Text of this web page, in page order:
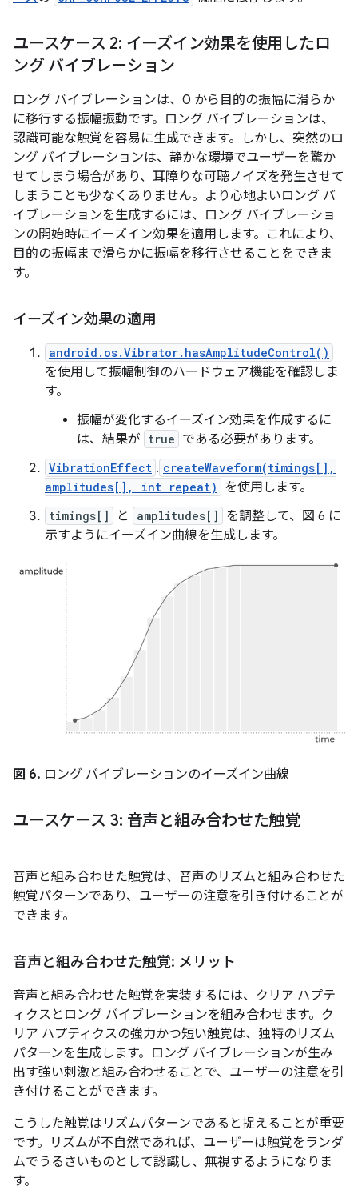
ユースケース 2: イーズイン効果を使用したロ
ング バイブレーション
ロング バイブレーションは、0 から目的の振幅に滑らか
に移行する振幅振動です。ロング バイブレーションは、
認識可能な触覚を容易に生成できます。しかし、突然のロ
ング バイブレーションは、静かな環境でユーザーを驚か
せてしまう場合があり、耳障りな可聴ノイズを発生させて
しまうことも少なくありません。より心地よいロング バ
イブレーションを生成するには、ロング バイブレーショ
ンの開始時にイーズイン効果を適用します。これにより、
目的の振幅まで滑らかに振幅を移行させることをできま
す。
イーズイン効果の適用
android.os.Vibrator.hasAmplitudeControl()
を使用して振幅制御のハードウェア機能を確認しま
す。
振幅が変化するイーズイン効果を作成するに
は、結果が true である必要があります。
VibrationEffect . createWaveform(timings[],
amplitudes[], int repeat)
を使用します。
timings[] と amplitudes[]
を調整して、図 6 に
示すようにイーズイン曲線を生成します。
図 6. ロング バイブレーションのイーズイン曲線
ユースケース 3: 音声と組み合わせた触覚
音声と組み合わせた触覚は、音声のリズムと組み合わせた
触覚パターンであり、ユーザーの注意を引き付けることが
できます。
音声と組み合わせた触覚: メリット
音声と組み合わせた触覚を実装するには、クリア ハプテ
ィクスとロング バイブレーションを組み合わせます。ク
リア ハプティクスの強力かつ短い触覚は、独特のリズム
パターンを生成します。ロング バイブレーションが生み
出す強い刺激と組み合わせることで、ユーザーの注意を引
き付けることができます。
こうした触覚はリズムパターンであると捉えることが重要
です。リズムが不自然であれば、ユーザーは触覚をランダ
ムでうるさいものとして認識し、無視するようになりま
す。